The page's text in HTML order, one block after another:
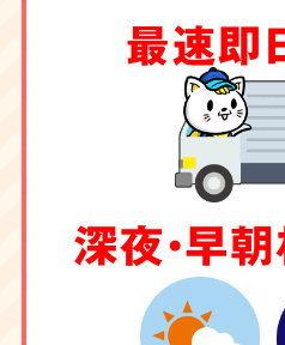
最速即
深夜・早